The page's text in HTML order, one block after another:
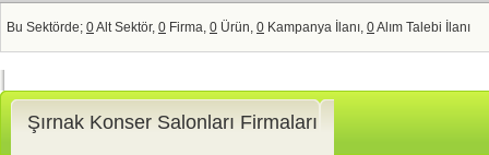
Bu Sektörde; 0Alt Sektör, 0 Firma, 0 Ürün, 0 Kampanya İlanı, 0Alım Talebi İlanı
Şırnak Konser Salonları Firmaları